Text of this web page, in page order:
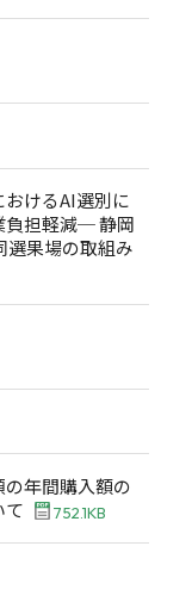
けるAI選別に
負担軽減─ 静岡
選果場の取組み
年間購入額の
て
752.1KB